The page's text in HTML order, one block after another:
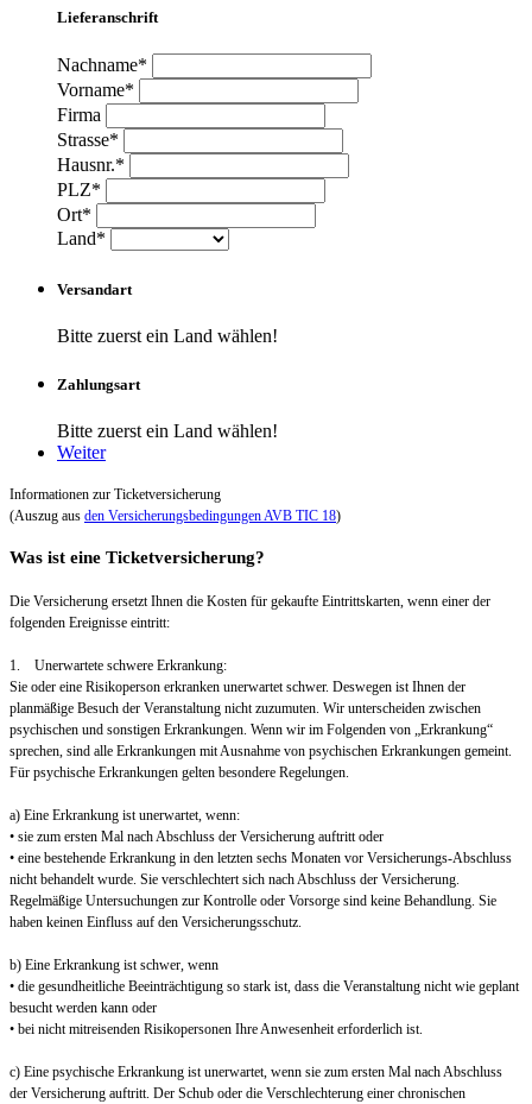
Lieferanschrift
Nachname*
Vorname*
Firma
Strasse*
Hausnr.*
PLZ*
Ort*
Land*
Versandart
Bitte zuerst ein Land wählen!
Zahlungsart
Bitte zuerst ein Land wählen!
Weiter
Informationen zur Ticketversicherung
(Auszug aus den Versicherungsbedingungen AVB TIC 18)
Was ist eine Ticketversicherung?
Die Versicherung ersetzt Ihnen die Kosten für gekaufte Eintrittskarten, wenn einer der
folgenden Ereignisse eintritt:
1. Unerwartete schwere Erkrankung:
Sie oder eine Risikoperson erkranken unerwartet schwer. Deswegen ist Ihnen der
planmäßige Besuch der Veranstaltung nicht zuzumuten. Wir unterscheiden zwischen
psychischen und sonstigen Erkrankungen. Wenn wir im Folgenden von „Erkrankung“
sprechen, sind alle Erkrankungen mit Ausnahme von psychischen Erkrankungen gemeint.
Für psychische Erkrankungen gelten besondere Regelungen.
a) Eine Erkrankung ist unerwartet, wenn:
• sie zum ersten Mal nach Abschluss der Versicherung auftritt oder
• eine bestehende Erkrankung in den letzten sechs Monaten vor Versicherungs-Abschluss
nicht behandelt wurde. Sie verschlechtert sich nach Abschluss der Versicherung.
Regelmäßige Untersuchungen zur Kontrolle oder Vorsorge sind keine Behandlung. Sie
haben keinen Einfluss auf den Versicherungsschutz.
b) Eine Erkrankung ist schwer, wenn
• die gesundheitliche Beeinträchtigung so stark ist, dass die Veranstaltung nicht wie geplant
besucht werden kann oder
• bei nicht mitreisenden Risikopersonen Ihre Anwesenheit erforderlich ist.
c) Eine psychische Erkrankung ist unerwartet, wenn sie zum ersten Mal nach Abschluss
der Versicherung auftritt. Der Schub oder die Verschlechterung einer chronischen